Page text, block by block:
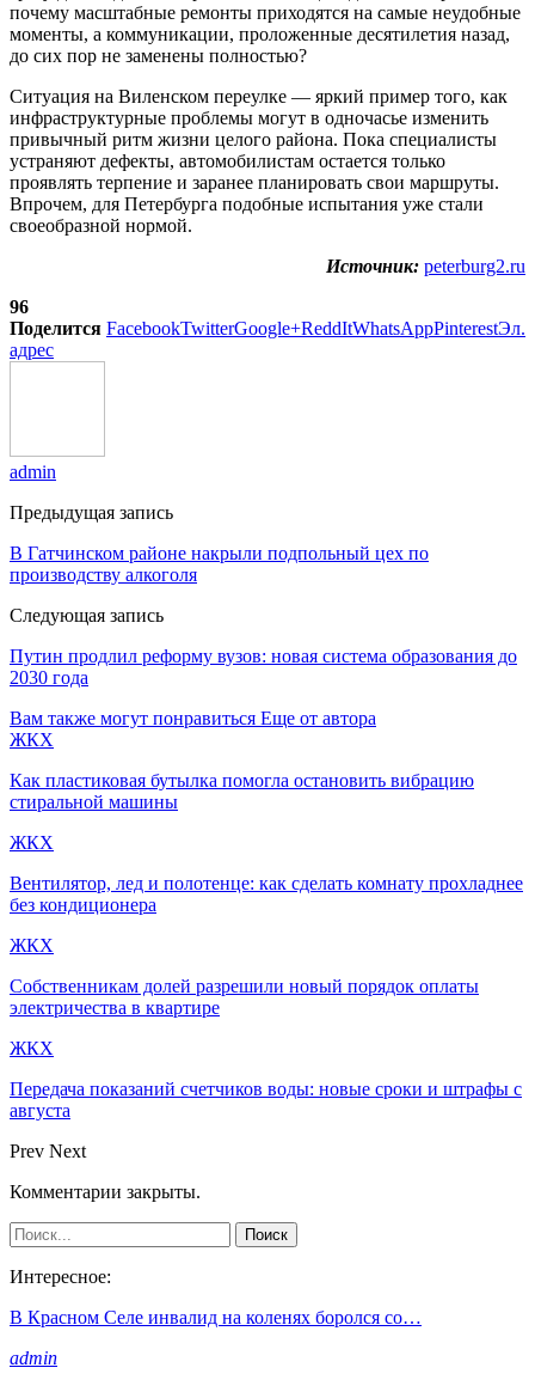
почему масштабные ремонты приходятся на самые неудобные
моменты, а коммуникации, проложенные десятилетия назад,
до сих пор не заменены полностью?
Ситуация на Виленском переулке — яркий пример того, как
инфраструктурные проблемы могут в одночасье изменить
привычный ритм жизни целого района. Пока специалисты
устраняют дефекты, автомобилистам остается только
проявлять терпение и заранее планировать свои маршруты.
Впрочем, для Петербурга подобные испытания уже стали
своеобразной нормой.
Источник: peterburg2.ru
96
Поделится FacebookTwitterGoogle+ReddItWhatsAppPinterestЭл.
адрес
admin
Предыдущая запись
В Гатчинском районе накрыли подпольный цех по
производству алкоголя
Следующая запись
Путин продлил реформу вузов: новая система образования до
2030 года
Вам также могут понравиться Еще от автора
ЖКХ
Как пластиковая бутылка помогла остановить вибрацию
стиральной машины
ЖКХ
Вентилятор, лед и полотенце: как сделать комнату прохладнее
без кондиционера
ЖКХ
Собственникам долей разрешили новый порядок оплаты
электричества в квартире
ЖКХ
Передача показаний счетчиков воды: новые сроки и штрафы с
августа
Prev Next
Комментарии закрыты.
Интересное:
В Красном Селе инвалид на коленях боролся со…
admin